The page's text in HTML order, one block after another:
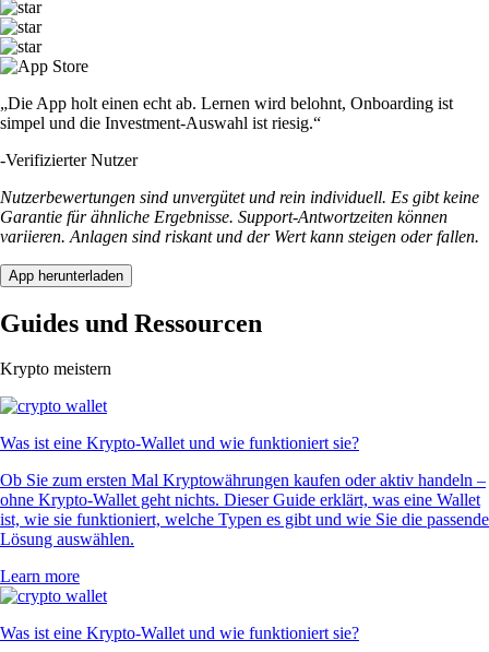
„Die App holt einen echt ab. Lernen wird belohnt, Onboarding ist
simpel und die Investment-Auswahl ist riesig.“
-Verifizierter Nutzer
Nutzerbewertungen sind unvergütet und rein individuell. Es gibt keine
Garantie für ähnliche Ergebnisse. Support-Antwortzeiten können
variieren. Anlagen sind riskant und der Wert kann steigen oder fallen.
App herunterladen
Guides und Ressourcen
Krypto meistern
Was ist eine Krypto-Wallet und wie funktioniert sie?
Ob Sie zum ersten Mal Kryptowährungen kaufen oder aktiv handeln –
ohne Krypto-Wallet geht nichts. Dieser Guide erklärt, was eine Wallet
ist, wie sie funktioniert, welche Typen es gibt und wie Sie die passende
Lösung auswählen.
Learn more
Was ist eine Krypto-Wallet und wie funktioniert sie?